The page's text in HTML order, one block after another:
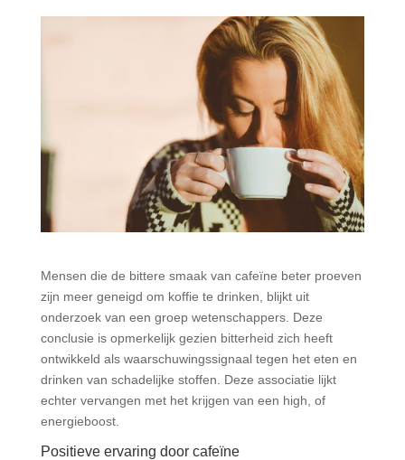
Mensen die de bittere smaak van cafeïne beter proeven
zijn meer geneigd om koffie te drinken, blijkt uit
onderzoek van een groep wetenschappers. Deze
conclusie is opmerkelijk gezien bitterheid zich heeft
ontwikkeld als waarschuwingssignaal tegen het eten en
drinken van schadelijke stoffen. Deze associatie lijkt
echter vervangen met het krijgen van een high, of
energieboost.
Positieve ervaring door cafeïne